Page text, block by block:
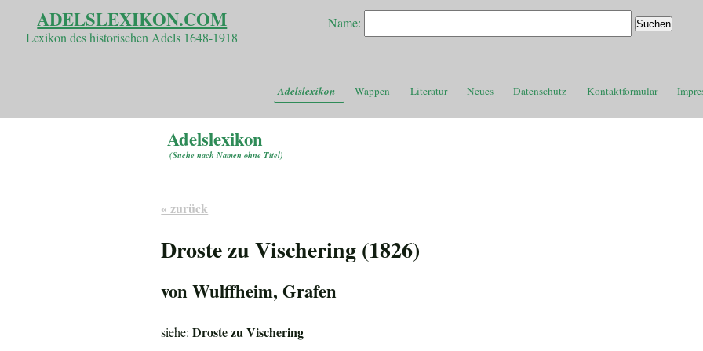
ADELSLEXIKON.COM
Lexikon des historischen Adels 1648-1918
Name:
Adelslexikon Wappen Literatur Neues Datenschutz Kontaktformular
Adelslexikon
(Suche nach Namen ohne Titel)
« zurück
Droste zu Vischering (1826)
von Wulffheim, Grafen
siehe:Droste zu Vischering